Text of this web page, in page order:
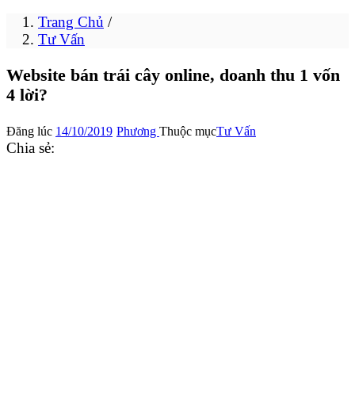
Trang Chủ /
Tư Vấn
Website bán trái cây online, doanh thu 1 vốn
4 lời?
Đăng lúc 14/10/2019 Phương Thuộc mụcTư Vấn
Chia sẻ: